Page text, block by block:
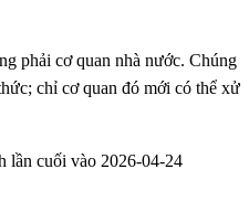
phải cơ quan nhà nước. Chúng
chỉ cơ quan đó mới có thể xử
lần cuối vào 2026-04-24